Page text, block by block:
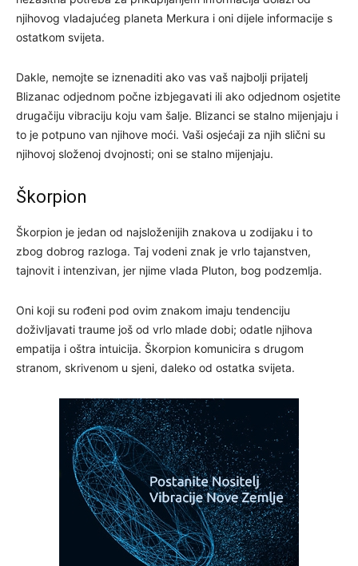
njihovog vladajućeg planeta Merkura i oni dijele informacije s
ostatkom svijeta.
Dakle, nemojte se iznenaditi ako vas vaš najbolji prijatelj
Blizanac odjednom počne izbjegavati ili ako odjednom osjetite
drugačiju vibraciju koju vam šalje. Blizanci se stalno mijenjaju i
to je potpuno van njihove moći. Vaši osjećaji za njih slični su
njihovoj složenoj dvojnosti; oni se stalno mijenjaju.
Škorpion
Škorpion je jedan od najsloženijih znakova u zodijaku i to
zbog dobrog razloga. Taj vodeni znak je vrlo tajanstven,
tajnovit i intenzivan, jer njime vlada Pluton, bog podzemlja.
Oni koji su rođeni pod ovim znakom imaju tendenciju
doživljavati traume još od vrlo mlade dobi; odatle njihova
empatija i oštra intuicija. Škorpion komunicira s drugom
stranom, skrivenom u sjeni, daleko od ostatka svijeta.